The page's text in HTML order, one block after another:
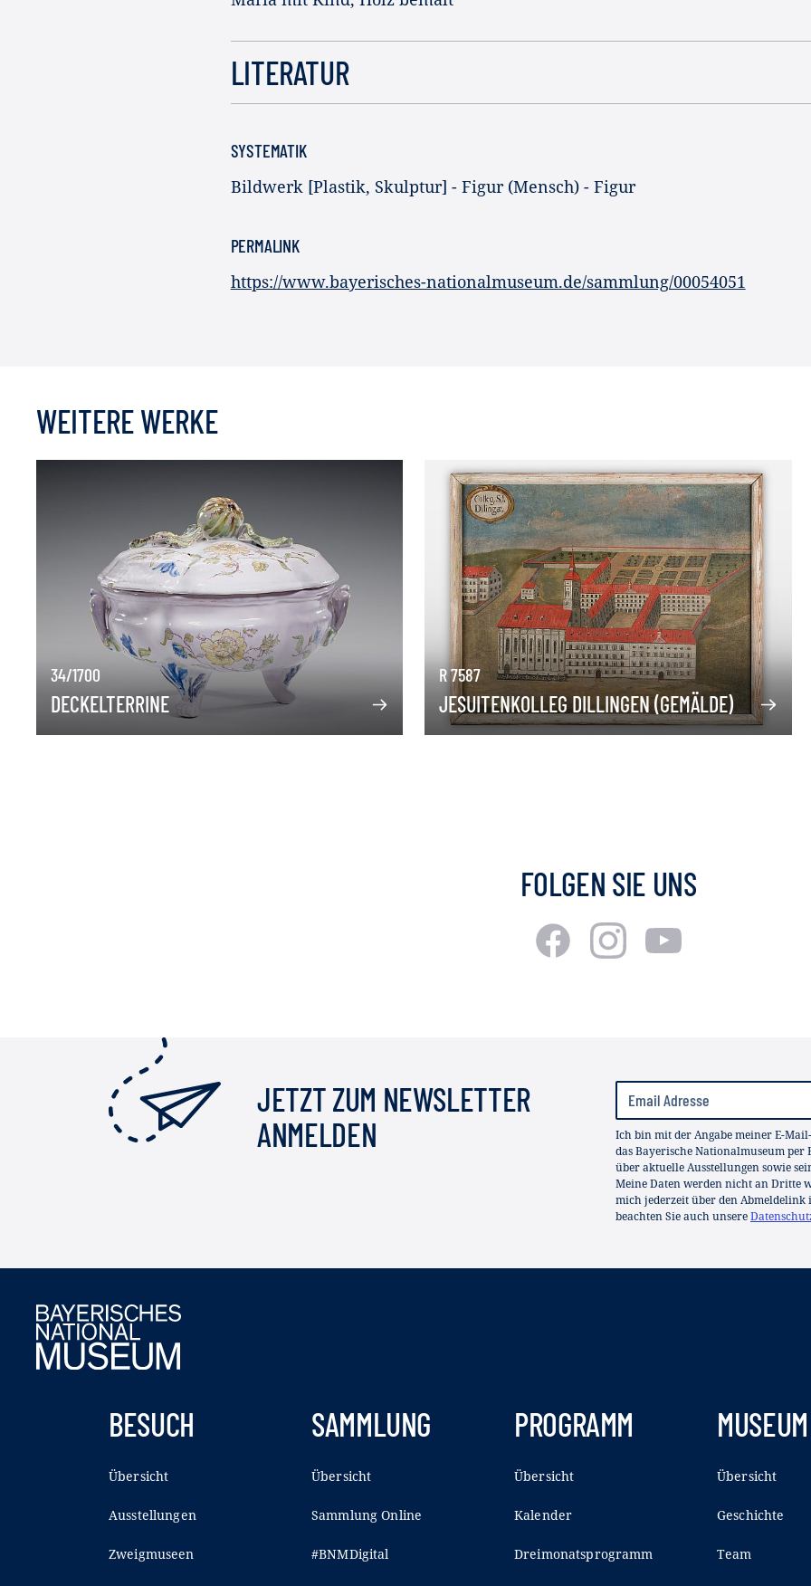
LITERATUR
SYSTEMATIK
Bildwerk [Plastik, Skulptur] - Figur (Mensch) - Figur
PERMALINK
https://www.bayerisches-nationalmuseum.de/sammlung/00054051
WEITERE WERKE
34/1700
DECKELTERRINE
R 7587
JESUITENKOLLEG DILLINGEN (GEMÄLDE)
FOLGEN SIE UNS
JETZT ZUM NEWSLETTER
ANMELDEN
Ich bin mit der Angabe meiner E-
das Bayerische Nationalmuseum
über aktuelle Ausstellungen sowie
Meine Daten werden nicht an Dritte
mich jederzeit über den Abmeldelink
beachten Sie auch unsere
BESUCH
Übersicht
Ausstellungen
Zweigmuseen
SAMMLUNG
Übersicht
Sammlung Online
#BNMDigital
PROGRAMM
Übersicht
Kalender
Dreimonatsprogramm
MUSEUM
Übersicht
Geschichte
Team